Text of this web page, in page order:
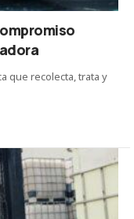
que recolecta, trata y